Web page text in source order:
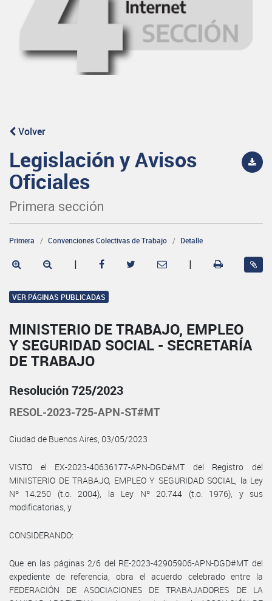
Volver
Legislación y Avisos
Oficiales
Primera sección
Primera Convenciones Colectivas de Trabajo Detalle
| |
VER PÁGINAS PUBLICADAS
MINISTERIO DE TRABAJO, EMPLEO
Y SEGURIDAD SOCIAL - SECRETARÍA
DE TRABAJO
Resolución 725/2023
RESOL-2023-725-APN-ST#MT
Ciudad de Buenos Aires, 03/05/2023
VISTO el EX-2023-40636177-APN-DGD#MT del Registro del
MINISTERIO DE TRABAJO, EMPLEO Y SEGURIDAD SOCIAL, la Ley
Nº 14.250 (t.o. 2004), la Ley Nº 20.744 (t.o. 1976), y sus
modificatorias, y
CONSIDERANDO:
Que en las páginas 2/6 del RE-2023-42905906-APN-DGD#MT del
expediente de referencia, obra el acuerdo celebrado entre la
FEDERACIÓN DE ASOCIACIONES DE TRABAJADORES DE LA